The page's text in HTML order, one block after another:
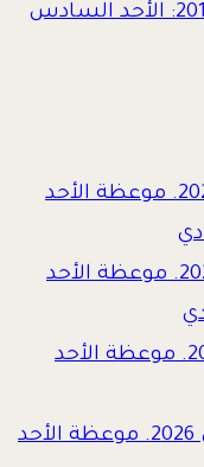
موعظة يوم الأحد 21 تموز 2012: الأحد السادس
موعظة يوم الأحد 19 تموز 2026. موعظة الأحد
موعظة يوم الأحد 12 تموز 2026. موعظة الأحد
موعظة يوم الأحد 5 تموز 2026. موعظة الأحد
موعظة يوك الأحد 28 حزيران 2026. موعظة الأحد